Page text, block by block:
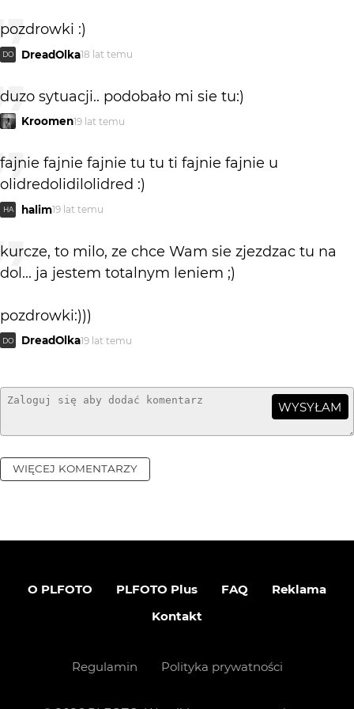
pozdrowki :)
DO DreadOlka18 lat temu
duzo sytuacji.. podobało mi sie tu:)
Kroomen19 lat temu
fajnie fajnie fajnie tu tu ti fajnie fajnie u
olidredolidilolidred :)
HA halim19 lat temu
kurcze, to milo, ze chce Wam sie zjezdzac tu na
dol... ja jestem totalnym leniem ;)
pozdrowki:)))
DO DreadOlka19 lat temu
WYSYŁAM
WIĘCEJ KOMENTARZY
O PLFOTO PLFOTO Plus FAQ
Reklama
Kontakt
Regulamin Polityka prywatności